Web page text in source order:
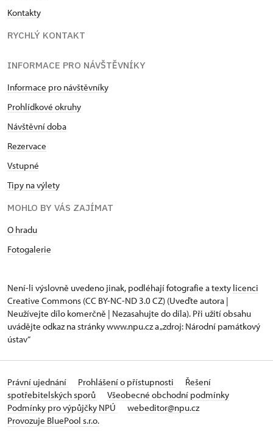
Kontakty
RYCHLÝ KONTAKT
INFORMACE PRO NÁVŠTĚVNÍKY
Informace pro návštěvníky
Prohlídkové okruhy
Návštěvní doba
Rezervace
Vstupné
Tipy na výlety
MOHLO BY VÁS ZAJÍMAT
O hradu
Fotogalerie
Není-li výslovně uvedeno jinak, podléhají fotografie a texty licenci
Creative Commons (CC BY-NC-ND 3.0 CZ) (Uveďte autora |
Neužívejte dílo komerčně | Nezasahujte do díla). Při užití obsahu
uvádějte odkaz na stránky www.npu.cz a „zdroj: Národní památkový
ústav“
Právní ujednání Prohlášení o přístupnosti
Řešení
spotřebitelských sporů
Všeobecné obchodní podmínky
Podmínky pro výpůjčky NPÚ
webeditor@npu.cz
Provozuje BluePool s.r.o.